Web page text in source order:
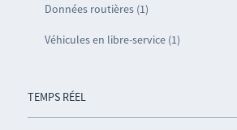
Données routières (1)
Véhicules en libre-service (1)
TEMPS RÉEL